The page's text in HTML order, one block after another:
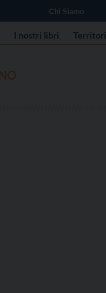
Chi Siamo
I nostri libri Territori